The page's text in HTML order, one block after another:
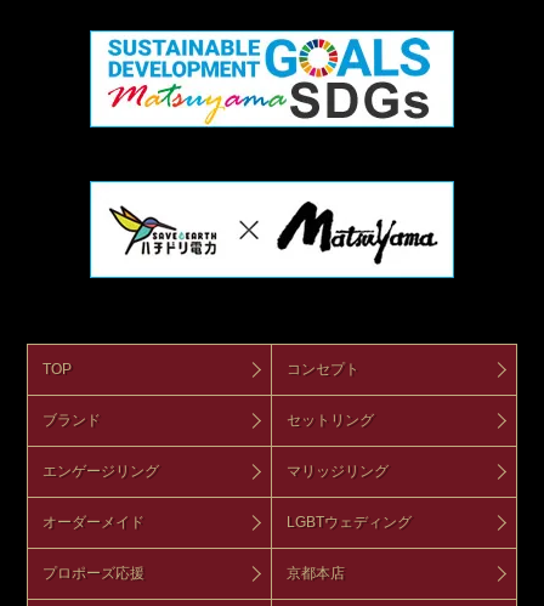
TOP コンセプト
ブランド セットリング
エンゲージリング マリッジリング
オーダーメイド LGBTウェディング
プロポーズ応援 京都本店